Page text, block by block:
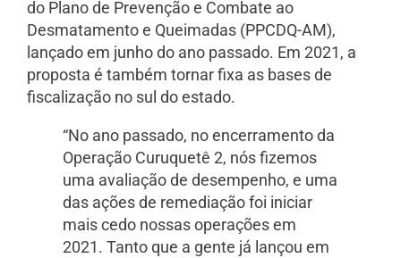
do Plano de Prevenção e Combate ao
Desmatamento e Queimadas (PPCDQ-AM),
lançado em junho do ano passado. Em 2021, a
proposta é também tornar fixa as bases de
fiscalização no sul do estado.
“No ano passado, no encerramento da
Operação Curuquetê 2, nós fizemos
uma avaliação de desempenho, e uma
das ações de remediação foi iniciar
mais cedo nossas operações em
2021. Tanto que a gente já lançou em